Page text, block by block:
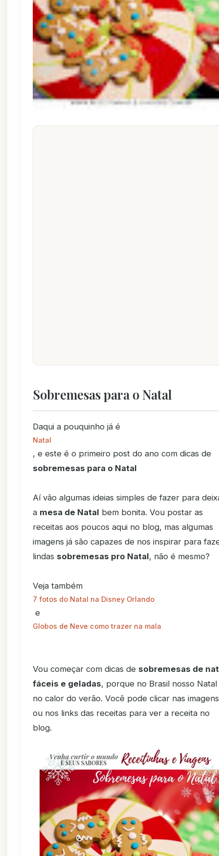
Sobremesas para o Natal
Daqui a pouquinho já é
Natal
, e este é o primeiro post do ano com dicas de
sobremesas para o Natal
Aí vão algumas ideias simples de fazer para
a mesa de Natal bem bonita. Vou postar as
receitas aos poucos aqui no blog, mas algumas
imagens já são capazes de nos inspirar para
lindas sobremesas pro Natal, não é mesmo?
Veja também
7 fotos do Natal na Disney Orlando
e
Globos de Neve como trazer na mala
Vou começar com dicas de sobremesas de
fáceis e geladas, porque no Brasil nosso Natal
no calor do verão. Você pode clicar nas imagens
ou nos links das receitas para ver a receita no
blog.